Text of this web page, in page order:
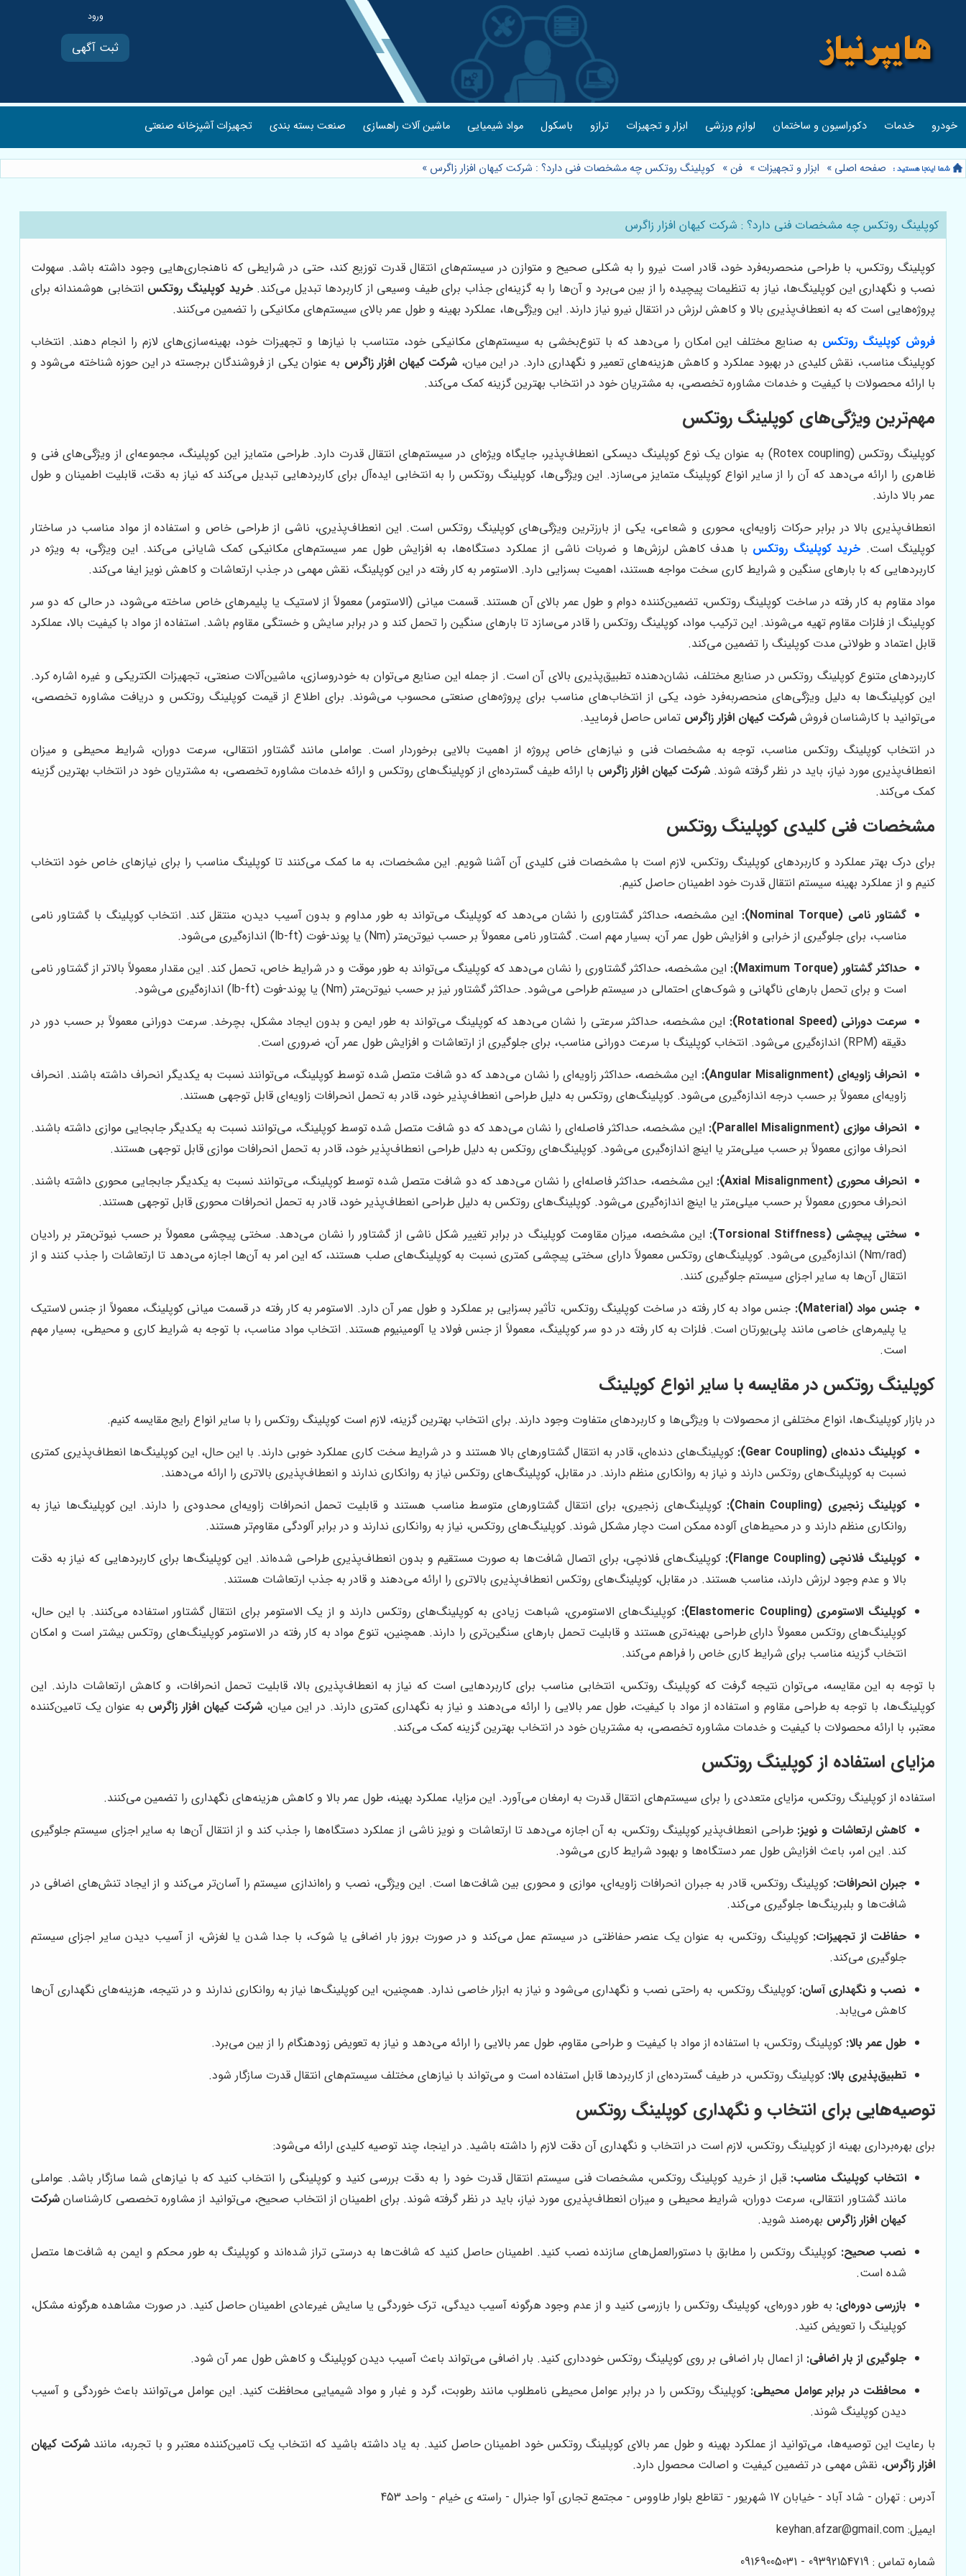
ثبت آگهی
خودرو خدمات دکوراسیون و ساختمان لوازم ورزشی ابزار و تجهیزات ترازو باسکول مواد شیمیایی ماشین آلات راهسازی صنعت بسته بندی تجهیزات آشپزخانه صنعتی
صفحه اصلی » ابزار و تجهیزات » فن» کوپلینگ روتکس چه مشخصات فنی دارد؟ : شرکت کیهان افزار زاگرس »
کوپلینگ روتکس چه مشخصات فنی دارد؟ : شرکت کیهان افزار زاگرس
کوپلینگ روتکس، با طراحی منحصربه‌فرد خود، قادر است نیرو را به شکلی صحیح و متوازن در سیستم‌های انتقال قدرت توزیع کند، حتی در شرایطی که ناهنجاری‌هایی وجود داشته باشد. سهولت
نصب و نگهداری این کوپلینگ‌ها، نیاز به تنظیمات پیچیده را از بین می‌برد و آن‌ها را به گزینه‌ای جذاب برای طیف وسیعی از کاربردها تبدیل می‌کند.خرید کوپلینگ روتکس انتخابی هوشمندانه برای
پروژه‌هایی است که به انعطاف‌پذیری بالا و کاهش لرزش در انتقال نیرو نیاز دارند. این ویژگی‌ها، عملکرد بهینه و طول عمر بالای سیستم‌های مکانیکی را تضمین می‌کنند.
فروش کوپلینگ روتکس به صنایع مختلف این امکان را می‌دهد که با تنوع‌بخشی به سیستم‌های مکانیکی خود، متناسب با نیازها و تجهیزات خود، بهینه‌سازی‌های لازم را انجام دهند. انتخاب
کوپلینگ مناسب، نقش کلیدی در بهبود عملکرد و کاهش هزینه‌های تعمیر و نگهداری دارد. در این میان، شرکت کیهان افزار زاگرس به عنوان یکی از فروشندگان برجسته در این حوزه شناخته می‌شود و
با ارائه محصولات با کیفیت و خدمات مشاوره تخصصی، به مشتریان خود در انتخاب بهترین گزینه کمک می‌کند.
مهم‌ترین ویژگی‌های کوپلینگ روتکس
کوپلینگ روتکس (Rotex coupling) به عنوان یک نوع کوپلینگ دیسکی انعطاف‌پذیر، جایگاه ویژه‌ای در سیستم‌های انتقال قدرت دارد. طراحی متمایز این کوپلینگ، مجموعه‌ای از ویژگی‌های فنی و
ظاهری را ارائه می‌دهد که آن را از سایر انواع کوپلینگ متمایز می‌سازد. این ویژگی‌ها، کوپلینگ روتکس را به انتخابی ایده‌آل برای کاربردهایی تبدیل می‌کند که نیاز به دقت، قابلیت اطمینان و طول
عمر بالا دارند.
انعطاف‌پذیری بالا در برابر حرکات زاویه‌ای، محوری و شعاعی، یکی از بارزترین ویژگی‌های کوپلینگ روتکس است. این انعطاف‌پذیری، ناشی از طراحی خاص و استفاده از مواد مناسب در ساختار
کوپلینگ است. خرید کوپلینگ روتکس با هدف کاهش لرزش‌ها و ضربات ناشی از عملکرد دستگاه‌ها، به افزایش طول عمر سیستم‌های مکانیکی کمک شایانی می‌کند. این ویژگی، به ویژه در
کاربردهایی که با بارهای سنگین و شرایط کاری سخت مواجه هستند، اهمیت بسزایی دارد. الاستومر به کار رفته در این کوپلینگ، نقش مهمی در جذب ارتعاشات و کاهش نویز ایفا می‌کند.
مواد مقاوم به کار رفته در ساخت کوپلینگ روتکس، تضمین‌کننده دوام و طول عمر بالای آن هستند. قسمت میانی (الاستومر) معمولاً از لاستیک یا پلیمرهای خاص ساخته می‌شود، در حالی که دو سر
کوپلینگ از فلزات مقاوم تهیه می‌شوند. این ترکیب مواد، کوپلینگ روتکس را قادر می‌سازد تا بارهای سنگین را تحمل کند و در برابر سایش و خستگی مقاوم باشد. استفاده از مواد با کیفیت بالا، عملکرد
قابل اعتماد و طولانی مدت کوپلینگ را تضمین می‌کند.
کاربردهای متنوع کوپلینگ روتکس در صنایع مختلف، نشان‌دهنده تطبیق‌پذیری بالای آن است. از جمله این صنایع می‌توان به خودروسازی، ماشین‌آلات صنعتی، تجهیزات الکتریکی و غیره اشاره کرد.
این کوپلینگ‌ها به دلیل ویژگی‌های منحصربه‌فرد خود، یکی از انتخاب‌های مناسب برای پروژه‌های صنعتی محسوب می‌شوند. برای اطلاع از قیمت کوپلینگ روتکس و دریافت مشاوره تخصصی،
می‌توانید با کارشناسان فروش شرکت کیهان افزار زاگرس تماس حاصل فرمایید.
در انتخاب کوپلینگ روتکس مناسب، توجه به مشخصات فنی و نیازهای خاص پروژه از اهمیت بالایی برخوردار است. عواملی مانند گشتاور انتقالی، سرعت دوران، شرایط محیطی و میزان
انعطاف‌پذیری مورد نیاز، باید در نظر گرفته شوند. شرکت کیهان افزار زاگرس با ارائه طیف گسترده‌ای از کوپلینگ‌های روتکس و ارائه خدمات مشاوره تخصصی، به مشتریان خود در انتخاب بهترین گزینه
کمک می‌کند.
مشخصات فنی کلیدی کوپلینگ روتکس
برای درک بهتر عملکرد و کاربردهای کوپلینگ روتکس، لازم است با مشخصات فنی کلیدی آن آشنا شویم. این مشخصات، به ما کمک می‌کنند تا کوپلینگ مناسب را برای نیازهای خاص خود انتخاب
کنیم و از عملکرد بهینه سیستم انتقال قدرت خود اطمینان حاصل کنیم.
گشتاور نامی (Nominal Torque):
این مشخصه، حداکثر گشتاوری را نشان می‌دهد که کوپلینگ می‌تواند به طور مداوم و بدون آسیب دیدن، منتقل کند. انتخاب کوپلینگ با گشتاور نامی
مناسب، برای جلوگیری از خرابی و افزایش طول عمر آن، بسیار مهم است. گشتاور نامی معمولاً بر حسب نیوتن‌متر (Nm) یا پوند-فوت (lb-ft) اندازه‌گیری می‌شود.
حداکثر گشتاور (Maximum Torque):
این مشخصه، حداکثر گشتاوری را نشان می‌دهد که کوپلینگ می‌تواند به طور موقت و در شرایط خاص، تحمل کند. این مقدار معمولاً بالاتر از گشتاور نامی
است و برای تحمل بارهای ناگهانی و شوک‌های احتمالی در سیستم طراحی می‌شود. حداکثر گشتاور نیز بر حسب نیوتن‌متر (Nm) یا پوند-فوت (lb-ft) اندازه‌گیری می‌شود.
سرعت دورانی (Rotational Speed):
این مشخصه، حداکثر سرعتی را نشان می‌دهد که کوپلینگ می‌تواند به طور ایمن و بدون ایجاد مشکل، بچرخد. سرعت دورانی معمولاً بر حسب دور در
دقیقه (RPM) اندازه‌گیری می‌شود. انتخاب کوپلینگ با سرعت دورانی مناسب، برای جلوگیری از ارتعاشات و افزایش طول عمر آن، ضروری است.
انحراف زاویه‌ای (Angular Misalignment):
این مشخصه، حداکثر زاویه‌ای را نشان می‌دهد که دو شافت متصل شده توسط کوپلینگ، می‌توانند نسبت به یکدیگر انحراف داشته باشند. انحراف
زاویه‌ای معمولاً بر حسب درجه اندازه‌گیری می‌شود. کوپلینگ‌های روتکس به دلیل طراحی انعطاف‌پذیر خود، قادر به تحمل انحرافات زاویه‌ای قابل توجهی هستند.
انحراف موازی (Parallel Misalignment):
این مشخصه، حداکثر فاصله‌ای را نشان می‌دهد که دو شافت متصل شده توسط کوپلینگ، می‌توانند نسبت به یکدیگر جابجایی موازی داشته باشند.
انحراف موازی معمولاً بر حسب میلی‌متر یا اینچ اندازه‌گیری می‌شود. کوپلینگ‌های روتکس به دلیل طراحی انعطاف‌پذیر خود، قادر به تحمل انحرافات موازی قابل توجهی هستند.
انحراف محوری (Axial Misalignment):
این مشخصه، حداکثر فاصله‌ای را نشان می‌دهد که دو شافت متصل شده توسط کوپلینگ، می‌توانند نسبت به یکدیگر جابجایی محوری داشته باشند.
انحراف محوری معمولاً بر حسب میلی‌متر یا اینچ اندازه‌گیری می‌شود. کوپلینگ‌های روتکس به دلیل طراحی انعطاف‌پذیر خود، قادر به تحمل انحرافات محوری قابل توجهی هستند.
سختی پیچشی (Torsional Stiffness):
این مشخصه، میزان مقاومت کوپلینگ در برابر تغییر شکل ناشی از گشتاور را نشان می‌دهد. سختی پیچشی معمولاً بر حسب نیوتن‌متر بر رادیان
(Nm/rad) اندازه‌گیری می‌شود. کوپلینگ‌های روتکس معمولاً دارای سختی پیچشی کمتری نسبت به کوپلینگ‌های صلب هستند، که این امر به آن‌ها اجازه می‌دهد تا ارتعاشات را جذب کنند و از
انتقال آن‌ها به سایر اجزای سیستم جلوگیری کنند.
جنس مواد (Material):
جنس مواد به کار رفته در ساخت کوپلینگ روتکس، تأثیر بسزایی بر عملکرد و طول عمر آن دارد. الاستومر به کار رفته در قسمت میانی کوپلینگ، معمولاً از جنس لاستیک
یا پلیمرهای خاصی مانند پلی‌یورتان است. فلزات به کار رفته در دو سر کوپلینگ، معمولاً از جنس فولاد یا آلومینیوم هستند. انتخاب مواد مناسب، با توجه به شرایط کاری و محیطی، بسیار مهم
است.
کوپلینگ روتکس در مقایسه با سایر انواع کوپلینگ
در بازار کوپلینگ‌ها، انواع مختلفی از محصولات با ویژگی‌ها و کاربردهای متفاوت وجود دارند. برای انتخاب بهترین گزینه، لازم است کوپلینگ روتکس را با سایر انواع رایج مقایسه کنیم.
کوپلینگ دنده‌ای (Gear Coupling):
کوپلینگ‌های دنده‌ای، قادر به انتقال گشتاورهای بالا هستند و در شرایط سخت کاری عملکرد خوبی دارند. با این حال، این کوپلینگ‌ها انعطاف‌پذیری کمتری
نسبت به کوپلینگ‌های روتکس دارند و نیاز به روانکاری منظم دارند. در مقابل، کوپلینگ‌های روتکس نیاز به روانکاری ندارند و انعطاف‌پذیری بالاتری را ارائه می‌دهند.
کوپلینگ زنجیری (Chain Coupling):
کوپلینگ‌های زنجیری، برای انتقال گشتاورهای متوسط مناسب هستند و قابلیت تحمل انحرافات زاویه‌ای محدودی را دارند. این کوپلینگ‌ها نیاز به
روانکاری منظم دارند و در محیط‌های آلوده ممکن است دچار مشکل شوند. کوپلینگ‌های روتکس، نیاز به روانکاری ندارند و در برابر آلودگی مقاوم‌تر هستند.
کوپلینگ فلانچی (Flange Coupling):
کوپلینگ‌های فلانچی، برای اتصال شافت‌ها به صورت مستقیم و بدون انعطاف‌پذیری طراحی شده‌اند. این کوپلینگ‌ها برای کاربردهایی که نیاز به دقت
بالا و عدم وجود لرزش دارند، مناسب هستند. در مقابل، کوپلینگ‌های روتکس انعطاف‌پذیری بالاتری را ارائه می‌دهند و قادر به جذب ارتعاشات هستند.
کوپلینگ الاستومری (Elastomeric Coupling):
کوپلینگ‌های الاستومری، شباهت زیادی به کوپلینگ‌های روتکس دارند و از یک الاستومر برای انتقال گشتاور استفاده می‌کنند. با این حال،
کوپلینگ‌های روتکس معمولاً دارای طراحی بهینه‌تری هستند و قابلیت تحمل بارهای سنگین‌تری را دارند. همچنین، تنوع مواد به کار رفته در الاستومر کوپلینگ‌های روتکس بیشتر است و امکان
انتخاب گزینه مناسب برای شرایط کاری خاص را فراهم می‌کند.
با توجه به این مقایسه، می‌توان نتیجه گرفت که کوپلینگ روتکس، انتخابی مناسب برای کاربردهایی است که نیاز به انعطاف‌پذیری بالا، قابلیت تحمل انحرافات، و کاهش ارتعاشات دارند. این
کوپلینگ‌ها، با توجه به طراحی مقاوم و استفاده از مواد با کیفیت، طول عمر بالایی را ارائه می‌دهند و نیاز به نگهداری کمتری دارند. در این میان، شرکت کیهان افزار زاگرس به عنوان یک تامین‌کننده
معتبر، با ارائه محصولات با کیفیت و خدمات مشاوره تخصصی، به مشتریان خود در انتخاب بهترین گزینه کمک می‌کند.
مزایای استفاده از کوپلینگ روتکس
استفاده از کوپلینگ روتکس، مزایای متعددی را برای سیستم‌های انتقال قدرت به ارمغان می‌آورد. این مزایا، عملکرد بهینه، طول عمر بالا و کاهش هزینه‌های نگهداری را تضمین می‌کنند.
کاهش ارتعاشات و نویز: طراحی انعطاف‌پذیر کوپلینگ روتکس، به آن اجازه می‌دهد تا ارتعاشات و نویز ناشی از عملکرد دستگاه‌ها را جذب کند و از انتقال آن‌ها به سایر اجزای سیستم جلوگیری
کند. این امر، باعث افزایش طول عمر دستگاه‌ها و بهبود شرایط کاری می‌شود.
جبران انحرافات: کوپلینگ روتکس، قادر به جبران انحرافات زاویه‌ای، موازی و محوری بین شافت‌ها است. این ویژگی، نصب و راه‌اندازی سیستم را آسان‌تر می‌کند و از ایجاد تنش‌های اضافی در
شافت‌ها و بلبرینگ‌ها جلوگیری می‌کند.
حفاظت از تجهیزات: کوپلینگ روتکس، به عنوان یک عنصر حفاظتی در سیستم عمل می‌کند و در صورت بروز بار اضافی یا شوک، با جدا شدن یا لغزش، از آسیب دیدن سایر اجزای سیستم
جلوگیری می‌کند.
نصب و نگهداری آسان: کوپلینگ روتکس، به راحتی نصب و نگهداری می‌شود و نیاز به ابزار خاصی ندارد. همچنین، این کوپلینگ‌ها نیاز به روانکاری ندارند و در نتیجه، هزینه‌های نگهداری آن‌ها
کاهش می‌یابد.
طول عمر بالا: کوپلینگ روتکس، با استفاده از مواد با کیفیت و طراحی مقاوم، طول عمر بالایی را ارائه می‌دهد و نیاز به تعویض زودهنگام را از بین می‌برد.
تطبیق‌پذیری بالا: کوپلینگ روتکس، در طیف گسترده‌ای از کاربردها قابل استفاده است و می‌تواند با نیازهای مختلف سیستم‌های انتقال قدرت سازگار شود.
توصیه‌هایی برای انتخاب و نگهداری کوپلینگ روتکس
برای بهره‌برداری بهینه از کوپلینگ روتکس، لازم است در انتخاب و نگهداری آن دقت لازم را داشته باشید. در اینجا، چند توصیه کلیدی ارائه می‌شود:
انتخاب کوپلینگ مناسب: قبل از خرید کوپلینگ روتکس، مشخصات فنی سیستم انتقال قدرت خود را به دقت بررسی کنید و کوپلینگی را انتخاب کنید که با نیازهای شما سازگار باشد. عواملی
مانند گشتاور انتقالی، سرعت دوران، شرایط محیطی و میزان انعطاف‌پذیری مورد نیاز، باید در نظر گرفته شوند. برای اطمینان از انتخاب صحیح، می‌توانید از مشاوره تخصصی کارشناسانشرکت
کیهان افزار زاگرس بهره‌مند شوید.
نصب صحیح: کوپلینگ روتکس را مطابق با دستورالعمل‌های سازنده نصب کنید. اطمینان حاصل کنید که شافت‌ها به درستی تراز شده‌اند و کوپلینگ به طور محکم و ایمن به شافت‌ها متصل
شده است.
بازرسی دوره‌ای: به طور دوره‌ای، کوپلینگ روتکس را بازرسی کنید و از عدم وجود هرگونه آسیب دیدگی، ترک خوردگی یا سایش غیرعادی اطمینان حاصل کنید. در صورت مشاهده هرگونه مشکل،
کوپلینگ را تعویض کنید.
جلوگیری از بار اضافی: از اعمال بار اضافی بر روی کوپلینگ روتکس خودداری کنید. بار اضافی می‌تواند باعث آسیب دیدن کوپلینگ و کاهش طول عمر آن شود.
محافظت در برابر عوامل محیطی: کوپلینگ روتکس را در برابر عوامل محیطی نامطلوب مانند رطوبت، گرد و غبار و مواد شیمیایی محافظت کنید. این عوامل می‌توانند باعث خوردگی و آسیب
دیدن کوپلینگ شوند.
با رعایت این توصیه‌ها، می‌توانید از عملکرد بهینه و طول عمر بالای کوپلینگ روتکس خود اطمینان حاصل کنید. به یاد داشته باشید که انتخاب یک تامین‌کننده معتبر و با تجربه، مانندشرکت کیهان
افزار زاگرس، نقش مهمی در تضمین کیفیت و اصالت محصول دارد.
آدرس : تهران - شاد آباد - خیابان 17 شهریور - تقاطع بلوار طاووس - مجتمع تجاری آوا جنرال - راسته ی خیام - واحد 453
ایمیل: keyhan.afzar@gmail.com
شماره تماس : 09392154719 - 09169005031